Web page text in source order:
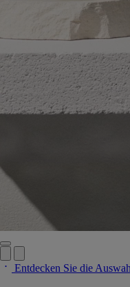
Entdecken Sie die